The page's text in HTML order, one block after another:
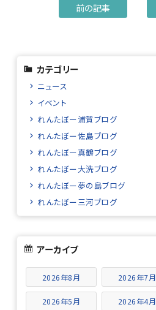
前の記事
カテゴリー
ニュース
イベント
れんたぼー浦賀ブログ
れんたぼー佐島ブログ
れんたぼー真鶴ブログ
れんたぼー大洗ブログ
れんたぼー夢の島ブログ
れんたぼー三河ブログ
アーカイブ
2026年8月 2026年7月
2026年5月 2026年4月